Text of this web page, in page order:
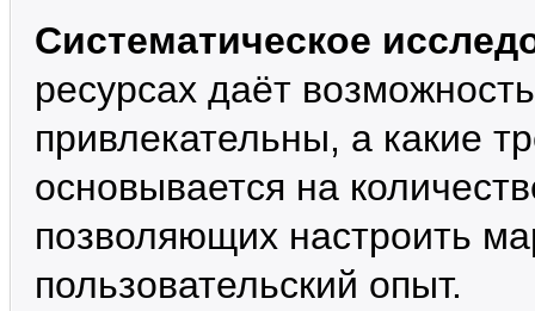
Систематическое
ресурсах даёт
привлекательны, а какие
основывается на
позволяющих настроить
пользовательский опыт.